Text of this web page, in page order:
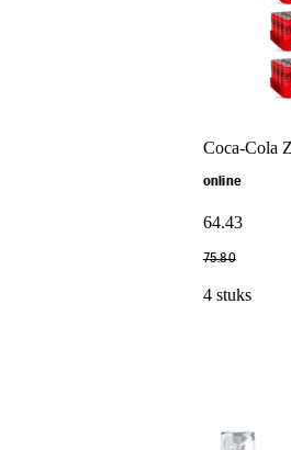
Coca-Cola
online
64.43
75.80
4 stuks